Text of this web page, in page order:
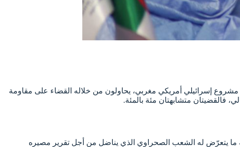
مشروع إسرائيلي أمريكي مغربي، يحاولون من خلاله القضاء على مقاومة
فالقضيتان متشابهتان مئة بالمئة.
ما يتعرّض له الشعب الصحراوي الذي يناضل من أجل تقرير مصيره